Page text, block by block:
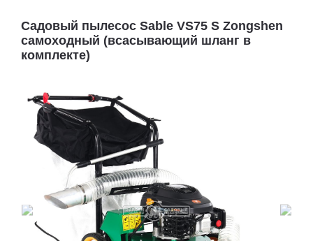
Садовый пылесос Sable VS75 S Zongshen
самоходный (всасывающий шланг в
комплекте)